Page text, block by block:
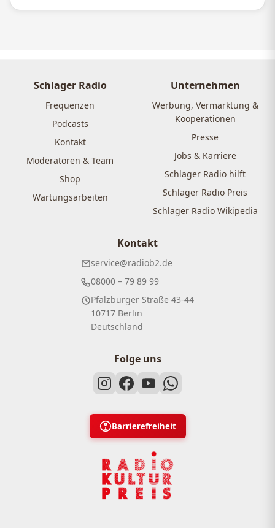
Schlager Radio
Frequenzen
Podcasts
Kontakt
Moderatoren & Team
Shop
Wartungsarbeiten
Unternehmen
Werbung, Vermarktung &
Kooperationen
Presse
Jobs & Karriere
Schlager Radio hilft
Schlager Radio Preis
Schlager Radio Wikipedia
Kontakt
service@radiob2.de
08000 – 79 89 99
Pfalzburger Straße 43-44
10717 Berlin
Deutschland
Folge uns
Barrierefreiheit